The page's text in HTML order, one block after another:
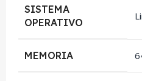
SISTEMA
OPERATIVO
MEMORIA